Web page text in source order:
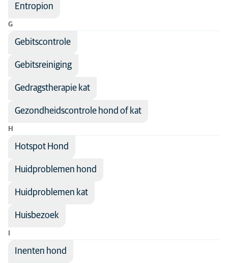
Entropion
G
Gebitscontrole
Gebitsreiniging
Gedragstherapie kat
Gezondheidscontrole hond of kat
H
Hotspot Hond
Huidproblemen hond
Huidproblemen kat
Huisbezoek
Inenten hond